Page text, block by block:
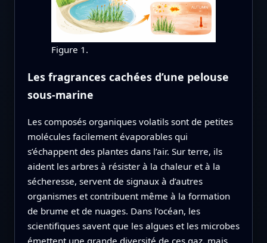
Figure 1.
Les fragrances cachées d’une pelouse
sous‑marine
Les composés organiques volatils sont de petites
molécules facilement évaporables qui
s’échappent des plantes dans l’air. Sur terre, ils
aident les arbres à résister à la chaleur et à la
sécheresse, servent de signaux à d’autres
organismes et contribuent même à la formation
de brume et de nuages. Dans l’océan, les
scientifiques savent que les algues et les microbes
émettent une grande diversité de ces gaz, mais